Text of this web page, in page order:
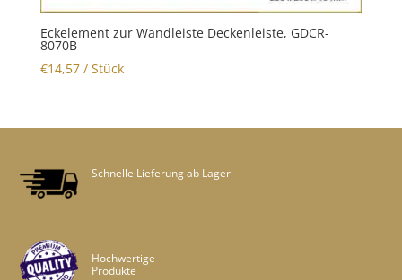
Eckelement zur Wandleiste Deckenleiste, GDCR-
8070B
€14,57/ Stück
Schnelle Lieferung ab Lager
Hochwertige
Produkte